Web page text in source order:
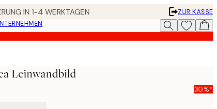
IN 1-4 WERKTAGEN
ZUR KASSE
Leinwandbild
30%*